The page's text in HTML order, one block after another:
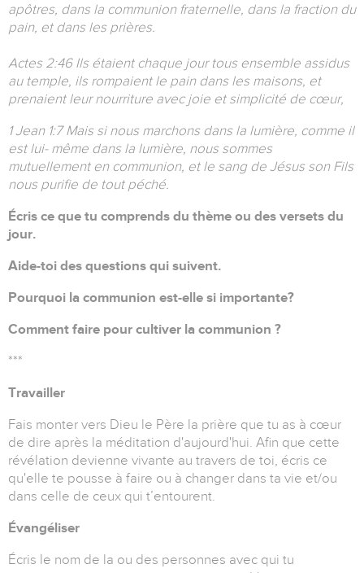
apôtres, dans la communion fraternelle, dans la fraction du
pain, et dans les prières.
Actes 2:46 Ils étaient chaque jour tous ensemble assidus
au temple, ils rompaient le pain dans les maisons, et
prenaient leur nourriture avec joie et simplicité de cœur,
1 Jean 1:7 Mais si nous marchons dans la lumière, comme il
est lui- même dans la lumière, nous sommes
mutuellement en communion, et le sang de Jésus son Fils
nous purifie de tout péché.
Écris ce que tu comprends du thème ou des versets du
jour.
Aide-toi des questions qui suivent.
Pourquoi la communion est-elle si importante?
Comment faire pour cultiver la communion ?
***
Travailler
Fais monter vers Dieu le Père la prière que tu as à cœur
de dire après la méditation d'aujourd'hui. Afin que cette
révélation devienne vivante au travers de toi, écris ce
qu'elle te pousse à faire ou à changer dans ta vie et/ou
dans celle de ceux qui t’entourent.
Évangéliser
Écris le nom de la ou des personnes avec qui tu